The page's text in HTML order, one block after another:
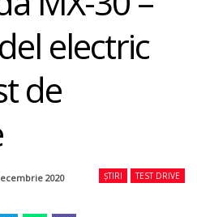
electric
de
ȘTIRI TEST DRIVE
2020